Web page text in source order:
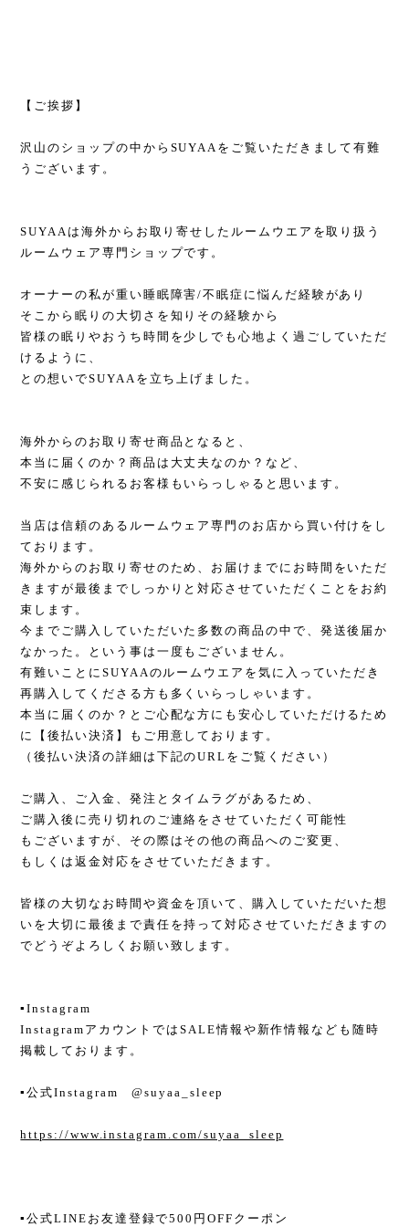
【ご挨拶】
沢山のショップの中からSUYAAをご覧いただきまして有難
うございます。
SUYAAは海外からお取り寄せしたルームウエアを取り扱う
ルームウェア専門ショップです。
オーナーの私が重い睡眠障害/不眠症に悩んだ経験があり
そこから眠りの大切さを知りその経験から
皆様の眠りやおうち時間を少しでも心地よく過ごしていただ
けるように、
との想いでSUYAAを立ち上げました。
海外からのお取り寄せ商品となると、
本当に届くのか？商品は大丈夫なのか？など、
不安に感じられるお客様もいらっしゃると思います。
当店は信頼のあるルームウェア専門のお店から買い付けをし
ております。
海外からのお取り寄せのため、お届けまでにお時間をいただ
きますが最後までしっかりと対応させていただくことをお約
束します。
今までご購入していただいた多数の商品の中で、発送後届か
なかった。という事は一度もございません。
有難いことにSUYAAのルームウエアを気に入っていただき
再購入してくださる方も多くいらっしゃいます。
本当に届くのか？とご心配な方にも安心していただけるため
に【後払い決済】もご用意しております。
（後払い決済の詳細は下記のURLをご覧ください）
ご購入、ご入金、発注とタイムラグがあるため、
ご購入後に売り切れのご連絡をさせていただく可能性
もございますが、その際はその他の商品へのご変更、
もしくは返金対応をさせていただきます。
皆様の大切なお時間や資金を頂いて、購入していただいた想
いを大切に最後まで責任を持って対応させていただきますの
でどうぞよろしくお願い致します。
▪︎Instagram
InstagramアカウントではSALE情報や新作情報なども随時
掲載しております。
▪︎公式Instagram @suyaa_sleep
https://www.instagram.com/suyaa_sleep
▪︎公式LINEお友達登録で500円OFFクーポン